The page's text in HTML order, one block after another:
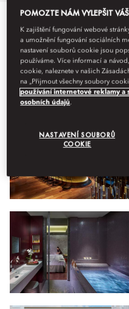
Vše Restaurace a bar
Náhled
POMOZTE NÁM VYLEPŠIT
K zajištění fungování webové
a umožnění fungování sociálních
nastavení souborů cookie jsou
používáme. Více informací a
cookie, naleznete v našich
na „Přijmout všechny soubory
používání internetové reklamy a
osobních údajů.
NASTAVENÍ SOUBORŮ
COOKIE